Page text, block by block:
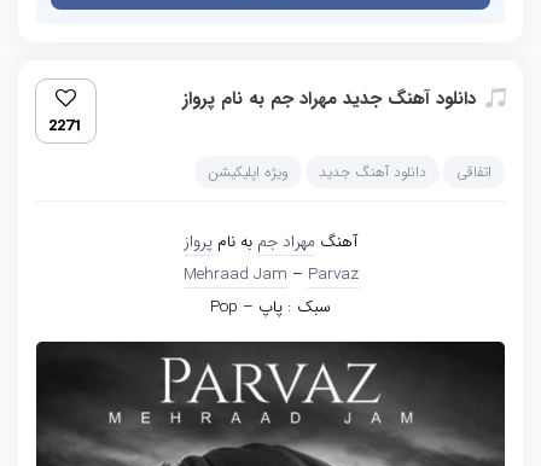
دانلود آهنگ جدید مهراد جم به نام پرواز
2271
اتفاقی دانلود آهنگ جدید ویژه اپلیکیشن
آهنگ مهراد جم به نام پرواز
Mehraad Jam – Parvaz
سبک : پاپ – Pop